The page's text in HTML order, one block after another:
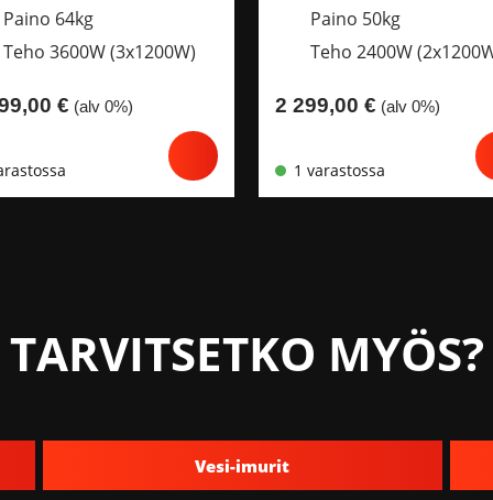
Paino 64kg
Teho 3600W (3x1200W)
€ (alv 0%)
Paino 50kg
Teho 2400W
2 299,00 € (alv 0%)
1 varastossa
TARVITSETKO MYÖS?
Vesi-imurit